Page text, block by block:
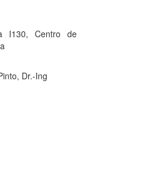
I130, Centro de
Dr.-Ing